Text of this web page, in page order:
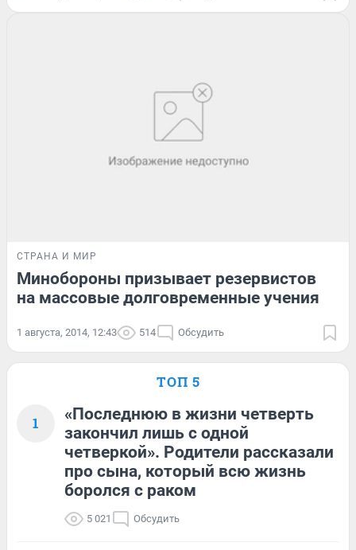
СТРАНА И МИР
Минобороны призывает резервистов
на массовые долговременные учения
1 августа, 2014, 12:43 514 Обсудить
ТОП 5
1
«Последнюю в жизни четверть
закончил лишь с одной
четверкой». Родители рассказали
про сына, который всю жизнь
боролся с раком
5 021 Обсудить